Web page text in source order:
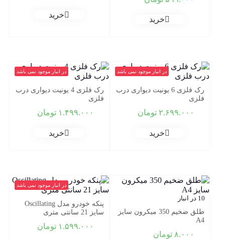
خرید
خرید
در انبار موجود نمی باشد
رک فلزی 6 یونیت دیواری درب
فلزی
۲.۶۹۹.۰۰۰ تومان
خرید
در انبار موجود نمی باشد
رک فلزی 4 یونیت دیواری درب
فلزی
۱.۴۹۹.۰۰۰ تومان
خرید
10 در انبار
طلق ضخیم 350 میکرون سایز
A4
۸.۰۰۰ تومان
در انبار موجود نمی باشد
پنکه خودرو مدل Oscillating
سایز 21 سانتی متری
۱.۵۹۹.۰۰۰ تومان